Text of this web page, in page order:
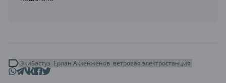
Экибастуз Ерлан Аккенженов ветровая электростанция